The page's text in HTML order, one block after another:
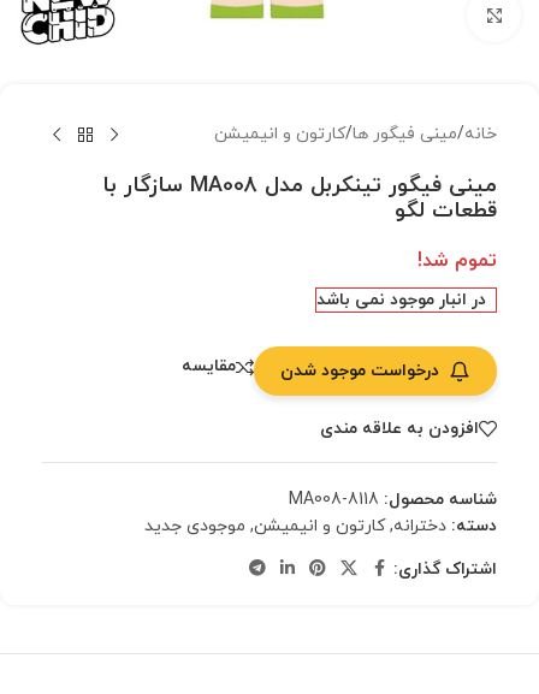
خانه/مینی فیگور ها/کارتون و انیمیشن
مینی فیگور تینکربل مدل MA008 سازگار با
قطعات لگو
تموم شد!
در انبار موجود نمی باشد
درخواست موجود شدن مقایسه
افزودن به علاقه مندی
شناسه محصول: MA008-8118
دسته: دخترانه, کارتون و انیمیشن, موجودی جدید
اشتراک گذاری: